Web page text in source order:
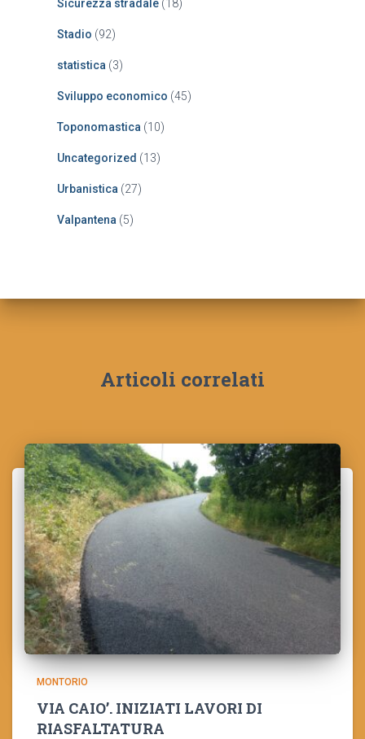
Sicurezza stradale (18)
Stadio (92)
statistica (3)
Sviluppo economico (45)
Toponomastica (10)
Uncategorized (13)
Urbanistica (27)
Valpantena (5)
Articoli correlati
MONTORIO
VIA CAIO’. INIZIATI LAVORI DI
RIASFALTATURA